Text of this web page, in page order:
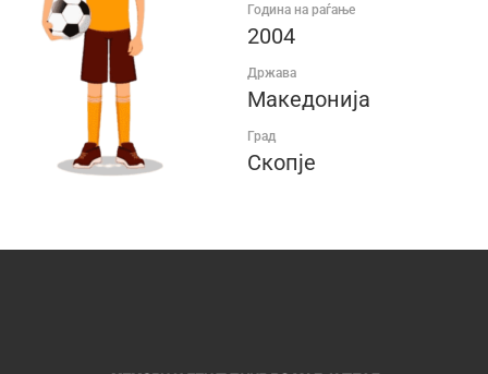
Година на раѓање
2004
Држава
Македонија
Град
Скопје